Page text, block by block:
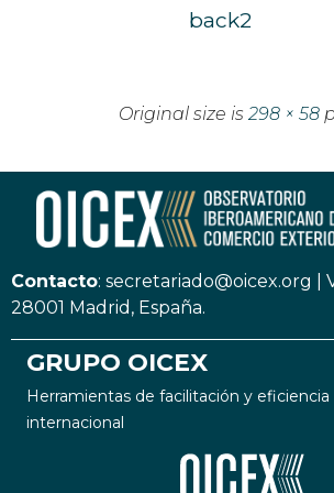
back2
Original size is 298 × 58
Contacto: secretariado@oicex.org
28001 Madrid, España.
GRUPO OICEX
Herramientas de facilitación y eficiencia
internacional